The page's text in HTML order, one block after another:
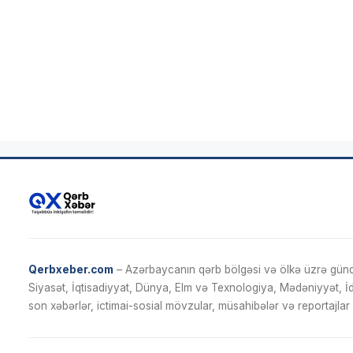
Qerbxeber.com – Azərbaycanın qərb bölgəsi və ölkə üzrə
Siyasət, İqtisadiyyat, Dünya, Elm və Texnologiya, Mədəniyyət,
son xəbərlər, ictimai-sosial mövzular, müsahibələr və reportajlar